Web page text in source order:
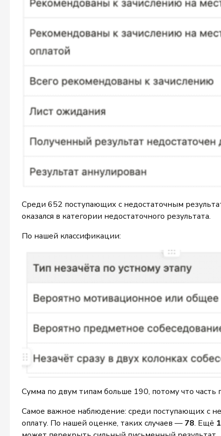
Среди 652 поступающих с недостаточным
оказался в категории недостаточного результата.
По нашей классификации:
Сумма по двум типам больше 190, потому что
Самое важное наблюдение: среди поступающих с
оплату. По нашей оценке, таких случаев — 78. Ещё